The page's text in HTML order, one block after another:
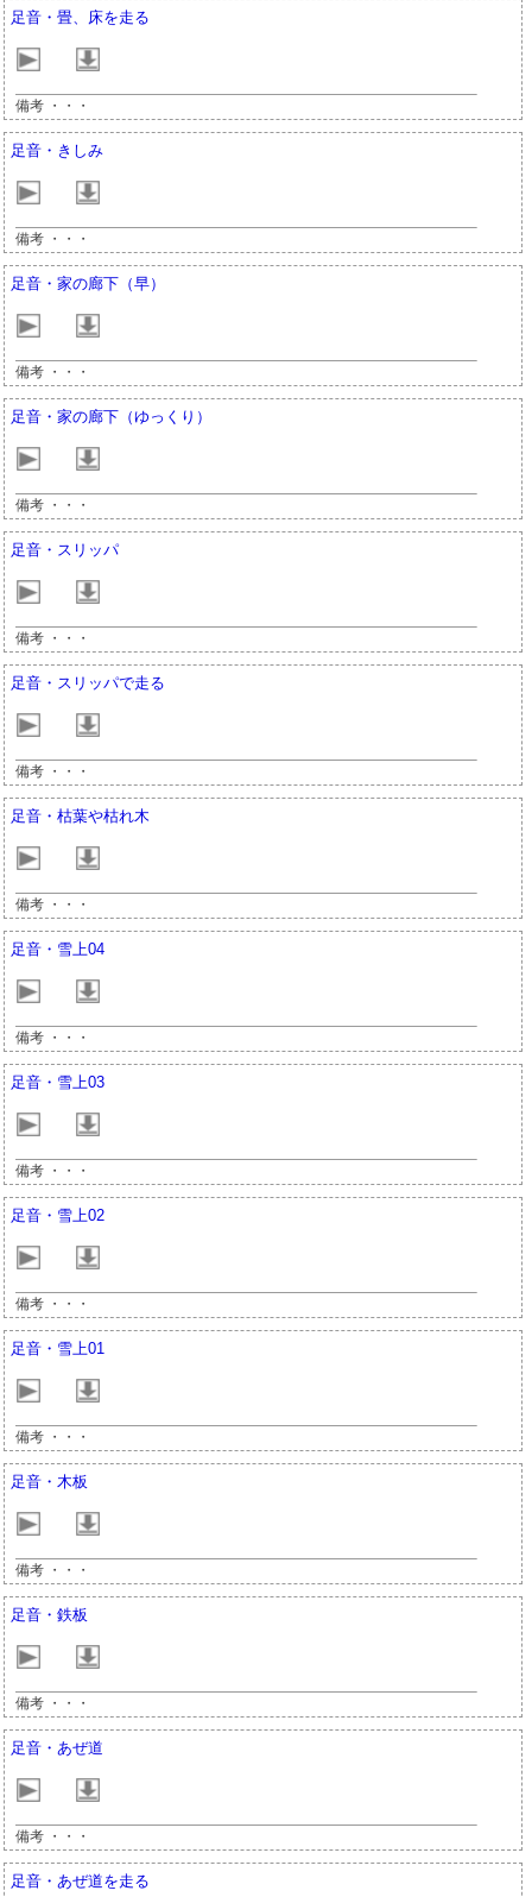
足音・畳、床を走る
備考 ・・・
足音・きしみ
備考 ・・・
足音・家の廊下（早）
備考 ・・・
足音・家の廊下（ゆっくり）
備考 ・・・
足音・スリッパ
備考 ・・・
足音・スリッパで走る
備考 ・・・
足音・枯葉や枯れ木
備考 ・・・
足音・雪上04
備考 ・・・
足音・雪上03
備考 ・・・
足音・雪上02
備考 ・・・
足音・雪上01
備考 ・・・
足音・木板
備考 ・・・
足音・鉄板
備考 ・・・
足音・あぜ道
備考 ・・・
足音・あぜ道を走る